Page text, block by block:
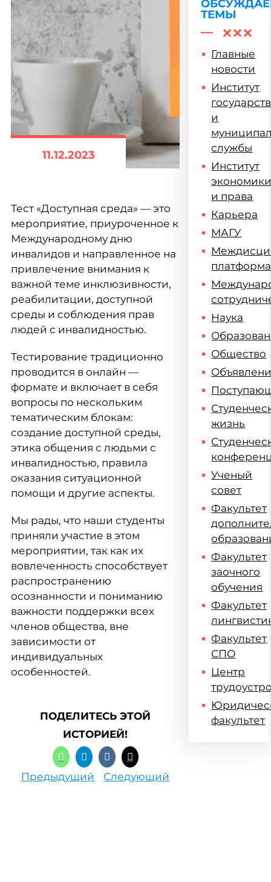
11.12.2023
Тест «Доступная среда» — это
мероприятие, приуроченное к
Международному дню
инвалидов и направленное на
привлечение внимания к
важной теме инклюзивности,
реабилитации, доступной
среды и соблюдения прав
людей с инвалидностью.
Тестирование традиционно
проводится в онлайн —
формате и включает в себя
вопросы по нескольким
тематическим блокам:
создание доступной среды,
этика общения с людьми с
инвалидностью, правила
оказания ситуационной
помощи и другие аспекты.
Мы рады, что наши студенты
приняли участие в этом
мероприятии, так как их
вовлеченность способствует
распространению
осознанности и пониманию
важности поддержки всех
членов общества, вне
зависимости от
индивидуальных
особенностей.
ПОДЕЛИТЕСЬ ЭТОЙ
ИСТОРИЕЙ!
Предыдущий Следующий
ТЕМЫ
Главные
новости
Институт
и
службы
Институт
и права
Карьера
МАГУ
платформа
Наука
Общество
жизнь
Ученый
совет
Факультет
Факультет
заочного
обучения
Факультет
Факультет
СПО
Центр
факультет